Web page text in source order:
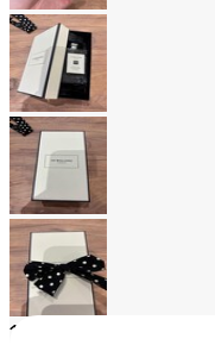
1